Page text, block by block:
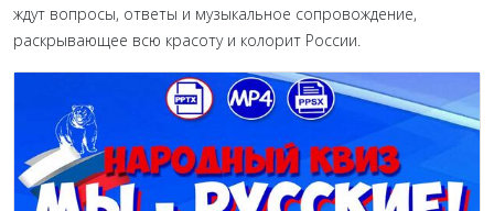
ждут вопросы, ответы и музыкальное сопровождение,
раскрывающее всю красоту и колорит России.